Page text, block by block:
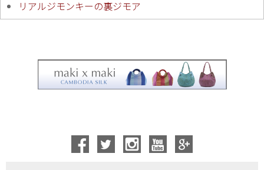
リアルジモンキーの裏ジモア